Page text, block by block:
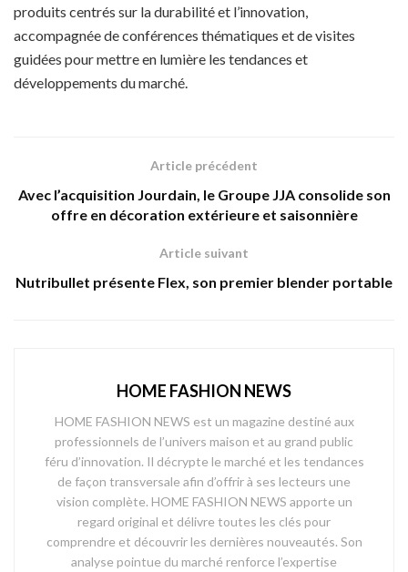
produits centrés sur la durabilité et l’innovation,
accompagnée de conférences thématiques et de visites
guidées pour mettre en lumière les tendances et
développements du marché.
Article précédent
Avec l’acquisition Jourdain, le Groupe JJA consolide son
offre en décoration extérieure et saisonnière
Article suivant
Nutribullet présente Flex, son premier blender portable
HOME FASHION NEWS
HOME FASHION NEWS est un magazine destiné aux
professionnels de l’univers maison et au grand public
féru d’innovation. Il décrypte le marché et les tendances
de façon transversale afin d’offrir à ses lecteurs une
vision complète. HOME FASHION NEWS apporte un
regard original et délivre toutes les clés pour
comprendre et découvrir les dernières nouveautés. Son
analyse pointue du marché renforce l’expertise